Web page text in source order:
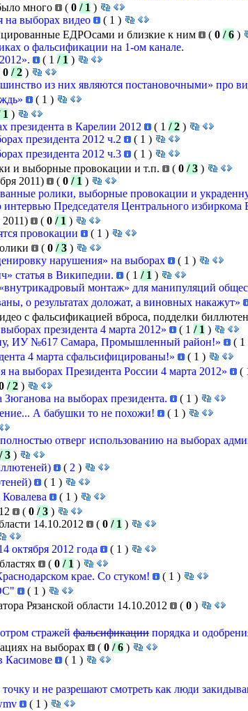
много ( 0 / 1 )
на выборах видео ( 1 )
ЕДРОсами и близкие к ним ( 0 / 6 )
о фальсификации на 1-ом канале.
( 1 / 1 )
0 / 2 )
из них являются постановочными» про
( 1 )
1 )
в Карелии 2012 ( 1 / 2 )
президента 2012 ч.2 ( 1 )
президента 2012 ч.3 ( 1 )
и выборные провокации и т.п. ( 0 / 3 )
2011) ( 0 / 1 )
ролики, выборные провокации и
интервью Председателя Центрального
( 0 / 1 )
провокации ( 1 )
( 0 / 3 )
нарушения» на выборах ( 1 )
статья в Википедии. ( 1 / 1 )
монтаж» для манипуляций
о результатах доложат, а виновных накажут»
с фальсификацией вброса, подделки
президента 4 марта 2012» ( 1 / 1 )
ИУ №617 Самара, Промышленный район!» ( 1
4 марта сфальсифицированы!» ( 1 )
на выборах Президента России 4 марта 2012» (
/ 2 )
на выборах президента. ( 1 )
А бабушки то не похожи! ( 1 )
отверг использованию на выборах
/ 3 )
( 2 )
( 1 )
( 1 )
( 0 / 3 )
14.10.2012 ( 0 / 1 )
октября 2012 года ( 1 )
( 0 / 1 )
крае. Со стуком! ( 1 )
( 1 )
Рязанской области 14.10.2012 ( 0 )
стражей фальсификации порядка и
на выборах ( 0 / 6 )
Касимове ( 1 )
и не разрешают смотреть как люди
( 1 )